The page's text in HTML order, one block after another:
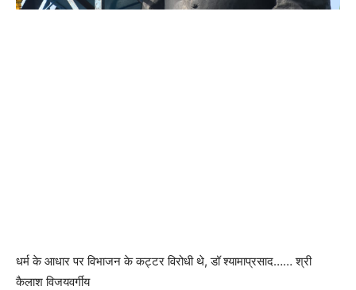
धर्म के आधार पर विभाजन के कट्टर विरोधी थे, डॉ श्यामाप्रसाद…… श्री
कैलाश विजयवर्गीय